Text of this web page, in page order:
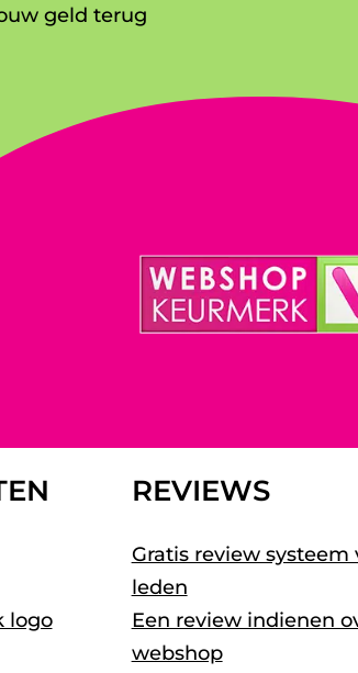
geld terug
logo
REVIEWS
Gratis review systeem
leden
Een review indienen
webshop